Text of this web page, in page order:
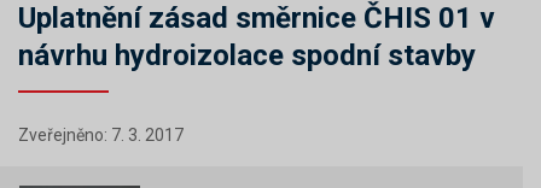
Uplatnění zásad směrnice ČHIS 01 v
návrhu hydroizolace spodní stavby
Zveřejněno: 7. 3. 2017